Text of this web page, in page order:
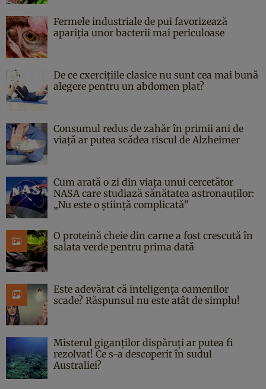
Fermele industriale de pui favorizează
apariția unor bacterii mai periculoase
De ce cxercițiile clasice nu sunt cea mai bună
alegere pentru un abdomen plat?
Consumul redus de zahăr în primii ani de
viață ar putea scădea riscul de Alzheimer
Cum arată o zi din viața unui cercetător
NASA care studiază sănătatea astronauților:
„Nu este o știință complicată”
O proteină cheie din carne a fost crescută în
salata verde pentru prima dată
Este adevărat că inteligența oamenilor
scade? Răspunsul nu este atât de simplu!
Misterul giganților dispăruți ar putea fi
rezolvat! Ce s-a descoperit în sudul
Australiei?